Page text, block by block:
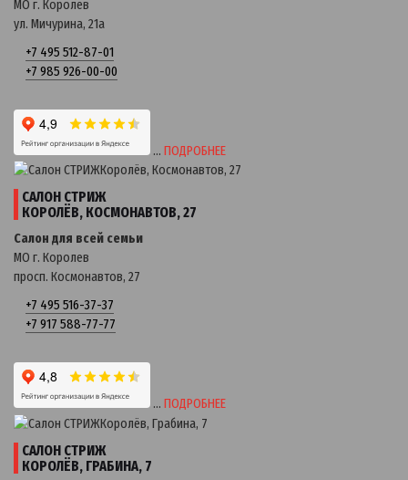
МО г. Королев
ул. Мичурина, 21a
+7 495 512-87-01
+7 985 926-00-00
… ПОДРОБНЕЕ
САЛОН СТРИЖ
КОРОЛЁВ, КОСМОНАВТОВ, 27
Салон для всей семьи
МО г. Королев
просп. Космонавтов, 27
+7 495 516-37-37
+7 917 588-77-77
… ПОДРОБНЕЕ
САЛОН СТРИЖ
КОРОЛЁВ, ГРАБИНА, 7